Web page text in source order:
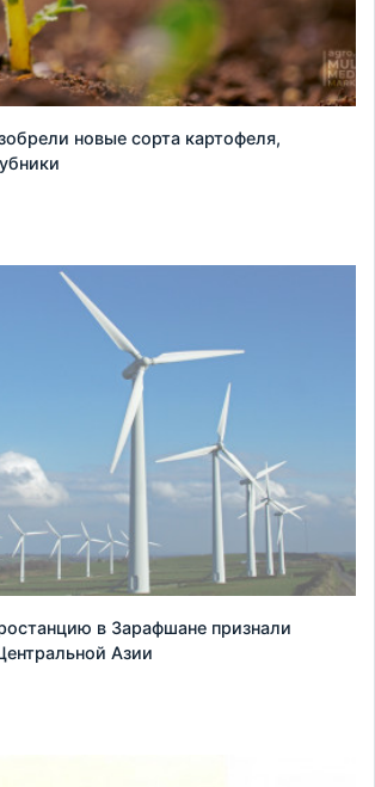
новые сорта картофеля,
в Зарафшане признали
Азии